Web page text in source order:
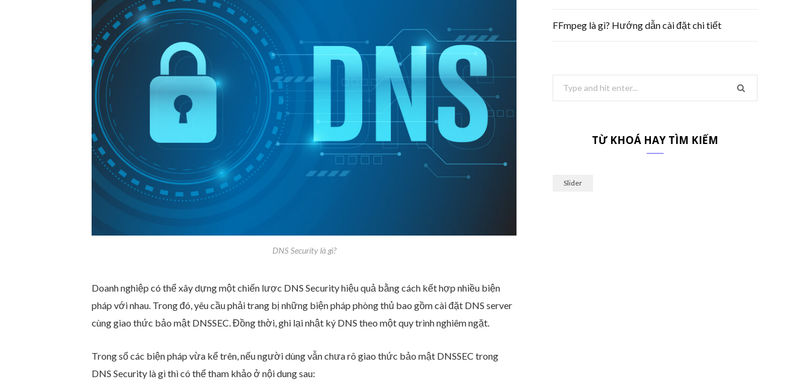
Câu hỏi thường gặp về DNS Security
DNS là gì?
DNS Security là gì? Đây có phải là công cụ bảo mật?
Kết luận
DNS Security là gì?
Doanh nghiệp có thể xây dựng một chiến lược DNS Security hiệu quả bằng cách kết hợp nhiều biện
pháp với nhau. Trong đó, yêu cầu phải trang bị những biện pháp phòng thủ bao gồm cài đặt DNS server
cùng giao thức bảo mật DNSSEC. Đồng thời, ghi lại nhật ký DNS theo một quy trình nghiêm ngặt.
Trong số các biện pháp vừa kể trên, nếu người dùng vẫn chưa rõ giao thức bảo mật DNSSEC trong
DNS Security là gì thì có thể tham khảo ở nội dung sau:
FFmpeg là gì? Hướng dẫn cài đặt chi tiết
TỪ KHOÁ HAY TÌM KIẾM
Slider